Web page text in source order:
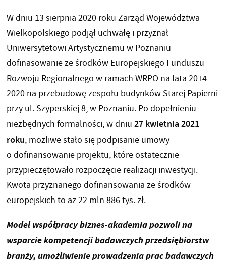
W dniu 13 sierpnia 2020 roku Zarząd Województwa
Wielkopolskiego podjął uchwałę i przyznał
Uniwersytetowi Artystycznemu w Poznaniu
dofinasowanie ze środków Europejskiego Funduszu
Rozwoju Regionalnego w ramach WRPO na lata 2014–
2020 na przebudowę zespołu budynków Starej Papierni
przy ul. Szyperskiej 8, w Poznaniu. Po dopełnieniu
niezbędnych formalności, w dniu 27 kwietnia 2021
roku, możliwe stało się podpisanie umowy
o dofinansowanie projektu, które ostatecznie
przypieczętowało rozpoczęcie realizacji inwestycji.
Kwota przyznanego dofinansowania ze środków
europejskich to aż 22 mln 886 tys. zł.
Model współpracy biznes-akademia pozwoli na
wsparcie kompetencji badawczych przedsiębiorstw
branży, umożliwienie prowadzenia prac badawczych